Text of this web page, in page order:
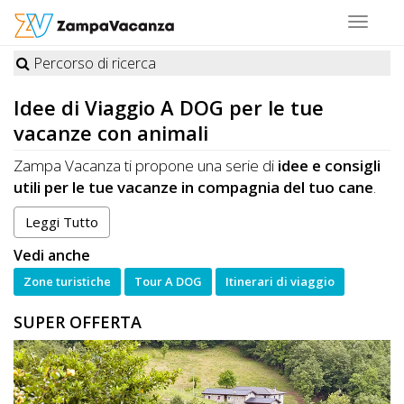
Toggle
STRUTTURE
A
DOG
LUOGHI
A
DOG
OFFERTE
A
Percorso di ricerca
Idee di Viaggio A DOG per le tue
vacanze con animali
Zampa Vacanza ti propone una serie di idee e consigli
utili per le tue vacanze in compagnia del tuo cane.
Scegli tra i vari spunti che abbiamo selezionato per te e
naviga tra:
vacanze e itinerari naturalistici da vivere in
compagnia del tuo animale
visite a città d'arte e a punti di interesse storico
organizzate in modo da essere totalmente
friendly
escursioninei caratteristici borghi delle magnifiche
regioni italiane da pianificare e organizzarein
compagnia del tuo cane
Leggi Tutto
Vedi anche
Zone turistiche Tour A DOG Itinerari di viaggio
SUPER OFFERTA